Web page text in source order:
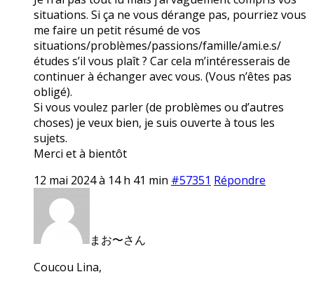
situations. Si ça ne vous dérange pas, pourriez vous
me faire un petit résumé de vos
situations/problèmes/passions/famille/ami.e.s/
études s’il vous plaît ? Car cela m’intéresserais de
continuer à échanger avec vous. (Vous n’êtes pas
obligé).
Si vous voulez parler (de problèmes ou d’autres
choses) je veux bien, je suis ouverte à tous les
sujets.
Merci et à bientôt
12 mai 2024 à 14 h 41 min #57351 Répondre
まお〜さん
Coucou Lina,